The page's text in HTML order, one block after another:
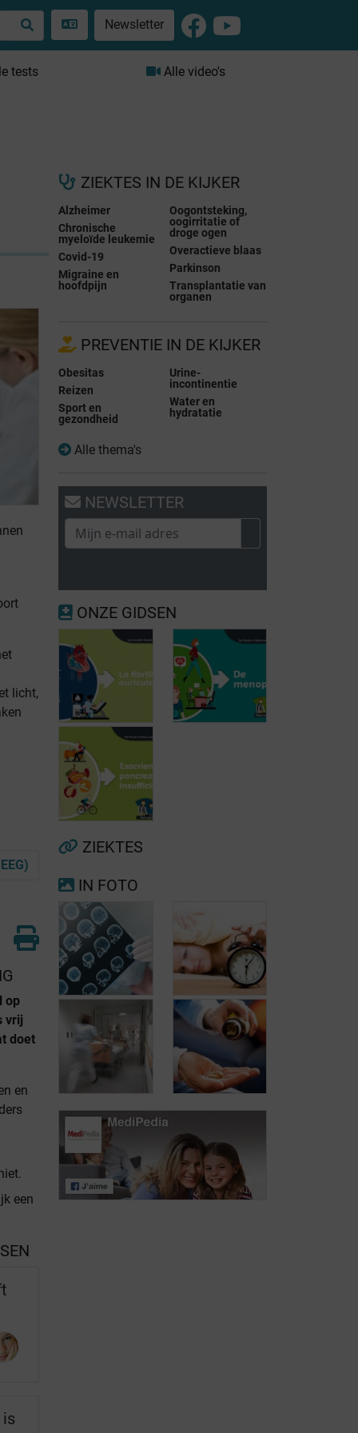
Newsletter
tests Alle video's
licht,
op
vrij
doet
en
een
ZIEKTES IN DE KIJKER
Alzheimer
Chronische
myeloïde leukemie
Covid-19
Migraine en
hoofdpijn
Oogontsteking,
oogirritatie of
droge ogen
Overactieve blaas
Parkinson
Transplantatie van
organen
PREVENTIE IN DE KIJKER
Obesitas
Reizen
Sport en
gezondheid
Urine-
incontinentie
Water en
hydratatie
Alle thema's
NEWSLETTER
ONZE GIDSEN
Voorkamerfibrillatie
Exocriene
pancreas-
insufficiëntie
ZIEKTES
IN FOTO
Doelstelling van
de behandeling
Risicofactoren
voor
epilepsieaanvallen
Status
epilepticus
De combinatie
van
verschillende
anti-epileptica